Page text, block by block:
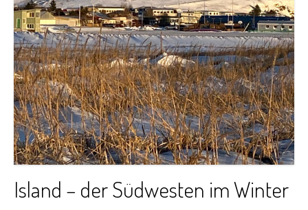
Island – der Südwesten im Winter